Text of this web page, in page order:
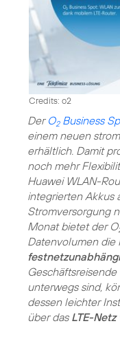
Credits: o2
Der O2Business
einem neuen
erhältlich. Damit
noch mehr
Huawei WLAN-
integrierten Akkus
Stromversorgung
Monat bietet der O
Datenvolumen die
unterwegs sind,
dessen leichter
über das LTE-Netz